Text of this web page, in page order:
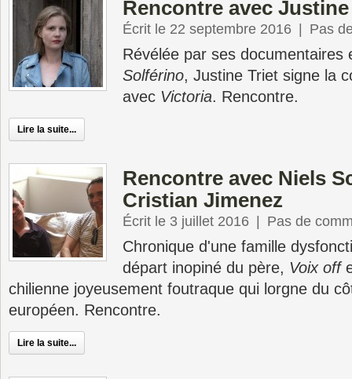
Rencontre avec
Écrit le 22 septembre 2016 Pas
Révélée par ses documentaires
Solférino, Justine Triet signe la
avec Victoria. Rencontre.
Lire la suite...
Rencontre avec Niels
Cristian Jimenez
Écrit le 3 juillet 2016 Pas de
Chronique d'une famille
départ inopiné du père, Voix off
chilienne joyeusement foutraque qui lorgne du
européen. Rencontre.
Lire la suite...